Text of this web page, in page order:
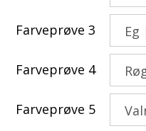
Farveprøve 3
Farveprøve 4
Farveprøve 5